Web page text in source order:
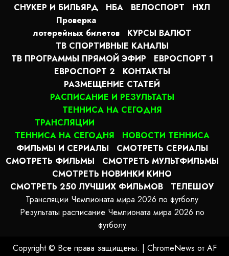
СНУКЕР И БИЛЬЯРД
НБА ВЕЛОСПОРТ
НХЛ
Проверка
лотерейных билетов
КУРСЫ ВАЛЮТ
ТВ СПОРТИВНЫЕ КАНАЛЫ
ТВ ПРОГРАММЫ ПРЯМОЙ ЭФИР
ЕВРОСПОРТ 1
ЕВРОСПОРТ 2
КОНТАКТЫ
РАЗМЕЩЕНИЕ СТАТЕЙ
РАСПИСАНИЕ И РЕЗУЛЬТАТЫ
ТЕННИСА НА СЕГОДНЯ
ТРАНСЛЯЦИИ
ТЕННИСА НА СЕГОДНЯ
НОВОСТИ ТЕННИСА
ФИЛЬМЫ И СЕРИАЛЫ
СМОТРЕТЬ СЕРИАЛЫ
СМОТРЕТЬ ФИЛЬМЫ
СМОТРЕТЬ МУЛЬТФИЛЬМЫ
СМОТРЕТЬ НОВИНКИ КИНО
СМОТРЕТЬ 250 ЛУЧШИХ ФИЛЬМОВ
ТЕЛЕШОУ
Трансляции Чемпионата мира 2026 по футболу
Результаты расписание Чемпионата мира 2026 по
футболу
Copyright © Все права защищены. | ChromeNews от AF